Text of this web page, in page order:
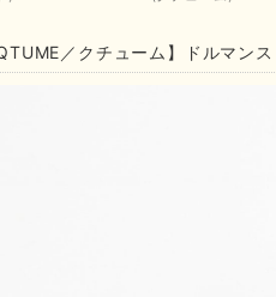
QTUME／クチューム】ドルマン